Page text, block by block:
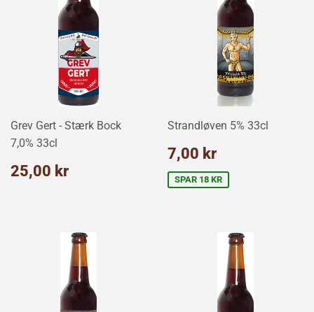
Grev Gert - Stærk Bock
7,0% 33cl
Normalpris
25,00 kr
Strandløven 5% 33cl
Udsalgspris
7,00 kr
kr
SPAR 18 KR